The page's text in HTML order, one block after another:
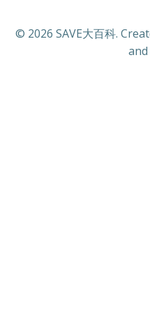
© 2026 SAVE大百科.
and